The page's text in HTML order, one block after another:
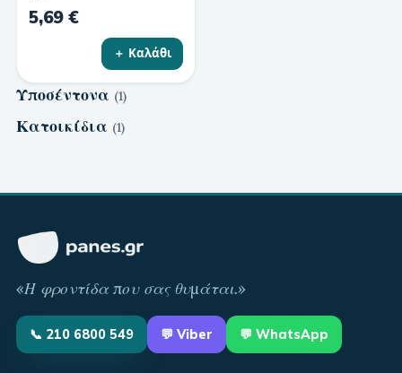
5,69 €
＋ Καλάθι
Υποσέντονα (1)
Κατοικίδια (1)
«Η φροντίδα που σας θυμάται.»
📞 210 6800 549 💬 Viber 💬 WhatsApp